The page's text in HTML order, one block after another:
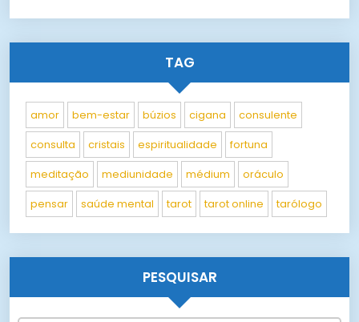
TAG
amor bem-estar búzios cigana consulente
consulta cristais espiritualidade fortuna
meditação mediunidade médium oráculo
pensar saúde mental tarot tarot online tarólogo
PESQUISAR